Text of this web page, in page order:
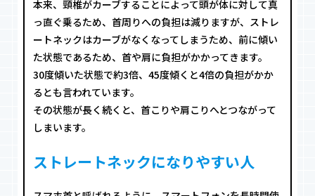
本来、頸椎がカーブすることによって頭が体に対して真
っ直ぐ乗るため、首周りへの負担は減りますが、ストレ
ートネックはカーブがなくなってしまうため、前に傾い
た状態であるため、首や肩に負担がかかってきます。
30度傾いた状態で約3倍、45度傾くと4倍の負担がかか
るとも言われています。
その状態が長く続くと、首こりや肩こりへとつながって
しまいます。
ストレートネックになりやすい人